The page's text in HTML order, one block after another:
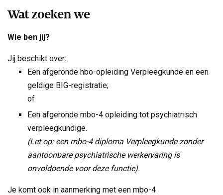
Wat zoeken we
Wie ben jij?
Jij beschikt over:
Een afgeronde hbo-opleiding Verpleegkunde en een
geldige BIG-registratie;
of
Een afgeronde mbo-4 opleiding tot psychiatrisch
verpleegkundige.
(Let op: een mbo-4 diploma Verpleegkunde zonder
aantoonbare psychiatrische werkervaring is
onvoldoende voor deze functie).
Je komt ook in aanmerking met een mbo-4